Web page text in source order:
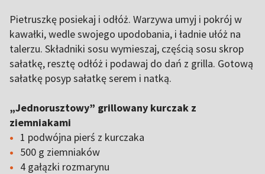
Pietruszkę posiekaj i odłóż. Warzywa umyj i pokrój w
kawałki, wedle swojego upodobania, i ładnie ułóż na
talerzu. Składniki sosu wymieszaj, częścią sosu skrop
sałatkę, resztę odłóż i podawaj do dań z grilla. Gotową
sałatkę posyp sałatkę serem i natką.
„Jednorusztowy” grillowany kurczak z
ziemniakami
1 podwójna pierś z kurczaka
500 g ziemniaków
4 gałązki rozmarynu